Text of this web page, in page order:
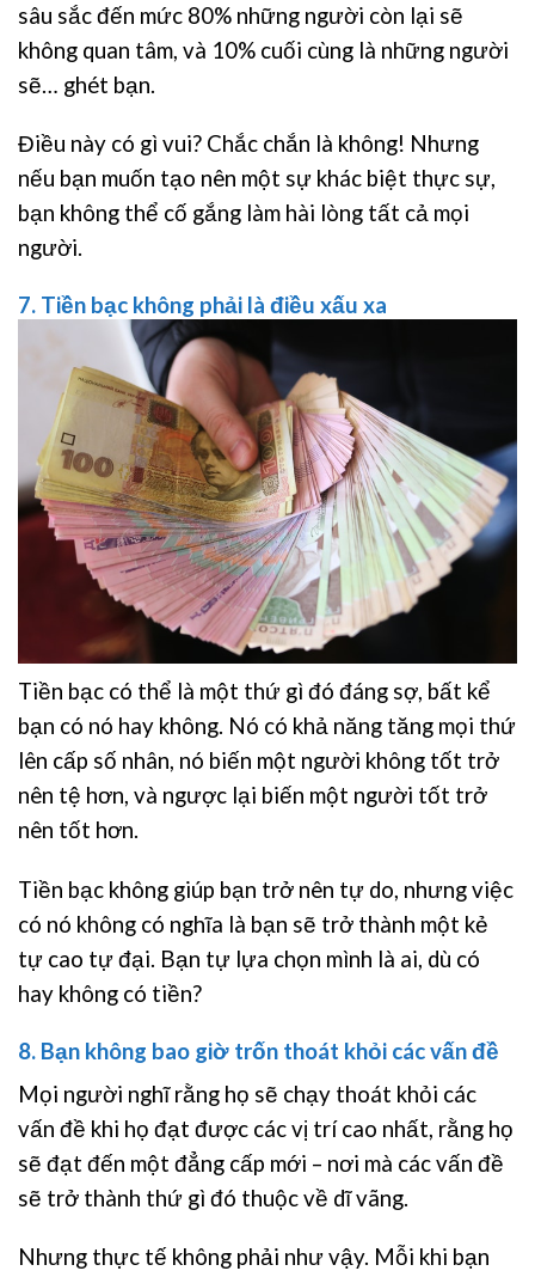
sâu sắc đến mức 80% những người còn lại sẽ
không quan tâm, và 10% cuối cùng là những người
sẽ… ghét bạn.
Điều này có gì vui? Chắc chắn là không! Nhưng
nếu bạn muốn tạo nên một sự khác biệt thực sự,
bạn không thể cố gắng làm hài lòng tất cả mọi
người.
7. Tiền bạc không phải là điều xấu xa
Tiền bạc có thể là một thứ gì đó đáng sợ, bất kể
bạn có nó hay không. Nó có khả năng tăng mọi thứ
lên cấp số nhân, nó biến một người không tốt trở
nên tệ hơn, và ngược lại biến một người tốt trở
nên tốt hơn.
Tiền bạc không giúp bạn trở nên tự do, nhưng việc
có nó không có nghĩa là bạn sẽ trở thành một kẻ
tự cao tự đại. Bạn tự lựa chọn mình là ai, dù có
hay không có tiền?
8. Bạn không bao giờ trốn thoát khỏi các vấn đề
Mọi người nghĩ rằng họ sẽ chạy thoát khỏi các
vấn đề khi họ đạt được các vị trí cao nhất, rằng họ
sẽ đạt đến một đẳng cấp mới – nơi mà các vấn đề
sẽ trở thành thứ gì đó thuộc về dĩ vãng.
Nhưng thực tế không phải như vậy. Mỗi khi bạn